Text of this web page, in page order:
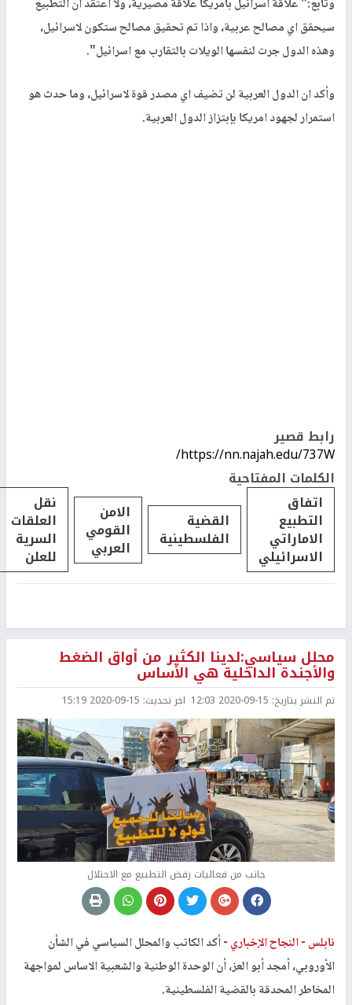
وتابع:" علاقة اسرائيل بامريكا علاقة مصيرية، ولا اعتقد ان التطبيع
سيحقق اي مصالح عربية، واذا تم تحقيق مصالح ستكون لاسرائيل،
وهذه الدول جرت لنفسها الويلات بالتقارب مع اسرائيل".
وأكد ان الدول العربية لن تضيف اي مصدر قوة لاسرائيل، وما حدث هو
استمرار لجهود امريكا بإبتزاز الدول العربية.
رابط قصير
https://nn.najah.edu/737W/
الكلمات المفتاحية
اتفاق
التطبيع
الاماراتي
الاسرائيلي
القضية
الفلسطينية
الامن
القومي
العربي
نقل
العلقات
السرية
للعلن
محلل سياسي:لدينا الكثير من أواق الضغط
والأجندة الداخلية هي الأساس
تم النشر بتاريخ: 2020-09-15 12:03 اخر تحديث: 2020-09-15 15:19
جانب من فعاليات رفض التطبيع مع الاحتلال
نابلس -النجاح الإخباري -أكد الكاتب والمحلل السياسي في الشأن
الأوروبي، أمجد أبو العز، أن الوحدة الوطنية والشعبية الاساس لمواجهة
المخاطر المحدقة بالقضية الفلسطينية.